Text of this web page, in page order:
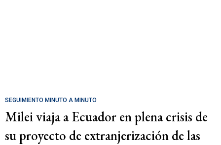
SEGUIMIENTO MINUTO A MINUTO
Milei viaja a Ecuador en plena crisis de
su proyecto de extranjerización de las